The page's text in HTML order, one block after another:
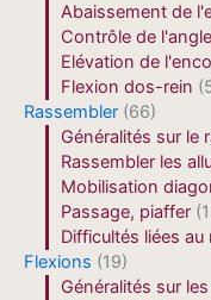
Abaissement de
Contrôle de
Elévation de
Flexion dos-rein
Rassembler (66)
Généralités sur le
Rassembler les
Mobilisation
Passage, piaffer
Difficultés liées au
Flexions (19)
Généralités sur